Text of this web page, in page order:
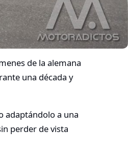
de la alemana
una década y
adaptándolo a una
perder de vista